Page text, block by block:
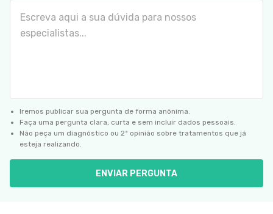
Iremos publicar sua pergunta de forma anônima.
Faça uma pergunta clara, curta e sem incluir dados pessoais.
Não peça um diagnóstico ou 2ª opinião sobre tratamentos que já
esteja realizando.
ENVIAR PERGUNTA